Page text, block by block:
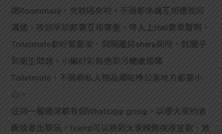
嘅Roommate。夾就唔夾啦，不過都係講互相遷就同
溝通，夜訓早訓都要互相尊重，帶人上Hall要單聲啊。
Toiletmate都好緊要架，同隔離房share廁所，就關乎
到衛生問題，小編好彩無遇到污糟邋遢嘅
Toiletmate，不過啲私人物品擺咗喺公家地方都要小
心。
住同一層通常都有個Whatsapp group，以便大家約食
飯或者出黎玩，friend可以熟到大家晚晚夜夜笙歌、放